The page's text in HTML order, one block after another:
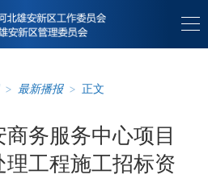
> 最新播报 > 正文
务服务中心项目
工程施工招标资